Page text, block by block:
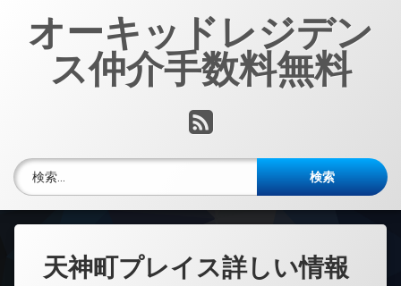
オーキッドレジデン
ス仲介手数料無料
RSS
検索:
天神町プレイス詳しい情報